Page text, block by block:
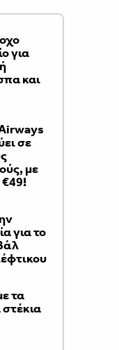
για
και
σε
με
€49!
για το
τα